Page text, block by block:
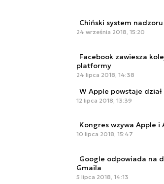
Chiński system
24 września 2018, 15:20
Facebook zawiesza
platformy
24 lipca 2018, 14:38
W Apple powstaje
12 lipca 2018, 13:39
Kongres wzywa Apple
10 lipca 2018, 15:47
Google odpowiada na
Gmaila
5 lipca 2018, 14:13